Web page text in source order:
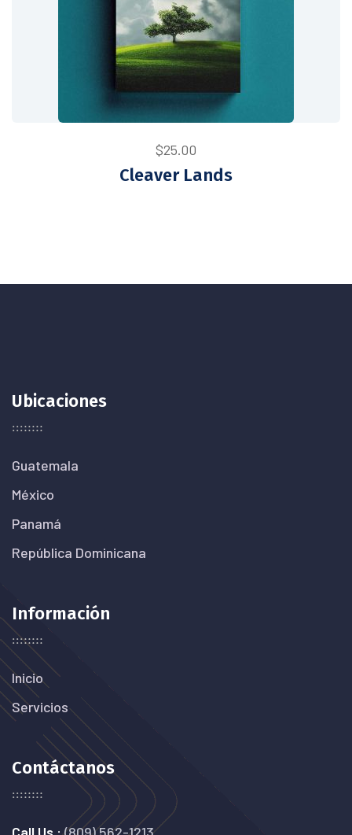
$25.00
Cleaver Lands
Ubicaciones
Guatemala
México
Panamá
República Dominicana
Información
Inicio
Servicios
Contáctanos